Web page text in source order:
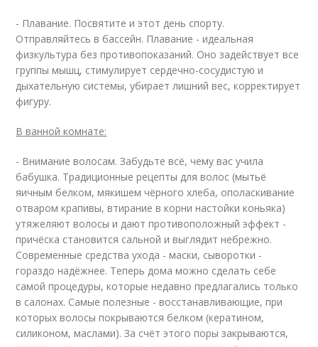
- Плавание. Посвятите и этот день спорту.
Отправляйтесь в бассейн. Плавание - идеальная
физкультура без противопоказаний. Оно задействует все
группы мышц, стимулирует сердечно-сосудистую и
дыхательную системы, убирает лишний вес, корректирует
фигуру.
В ванной комнате:
- Внимание волосам. Забудьте всё, чему вас учила
бабушка. Традиционные рецепты для волос (мытьё
яичным белком, мякишем чёрного хлеба, ополаскивание
отваром крапивы, втирание в корни настойки коньяка)
утяжеляют волосы и дают противоположный эффект -
причёска становится сальной и выглядит небрежно.
Современные средства ухода - маски, сыворотки -
гораздо надёжнее. Теперь дома можно сделать себе
самой процедуры, которые недавно предлагались только
в салонах. Самые полезные - восстанавливающие, при
которых волосы покрываются белком (кератином,
силиконом, маслами). За счёт этого поры закрываются,